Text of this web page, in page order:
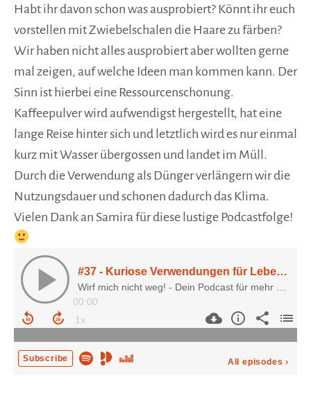
Habt ihr davon schon was ausprobiert? Könnt ihr euch
vorstellen mit Zwiebelschalen die Haare zu färben?
Wir haben nicht alles ausprobiert aber wollten gerne
mal zeigen, auf welche Ideen man kommen kann. Der
Sinn ist hierbei eine Ressourcenschonung.
Kaffeepulver wird aufwendigst hergestellt, hat eine
lange Reise hinter sich und letztlich wird es nur einmal
kurz mit Wasser übergossen und landet im Müll.
Durch die Verwendung als Dünger verlängern wir die
Nutzungsdauer und schonen dadurch das Klima.
Vielen Dank an Samira für diese lustige Podcastfolge!